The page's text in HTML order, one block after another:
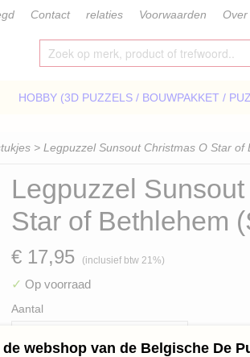
Contact relaties Voorwaarden
HOBBY (3D PUZZELS / BOUWPAKKET /
> Legpuzzel Sunsout Christmas O Star of
Legpuzzel
Star of Bethlehem
€ 17,95 (inclusief btw 21%)
✓ Op voorraad
Aantal
webshop van de Belgische De